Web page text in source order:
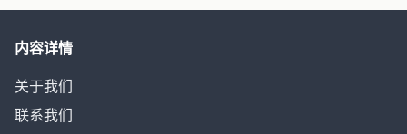
内容详情
关于我们
联系我们